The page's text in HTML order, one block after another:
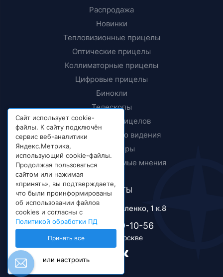
Распродажа
Новинки
Тепловизионные прицелы
Оптические прицелы
Коллиматорные прицелы
Цифровые прицелы
Бинокли
Телескопы
Крепления прицелов
Приборы ночного видения
Дальномеры
Тесты и независимые мнения
КОНТАКТЫ
г. Москва, ул. Короленко, 1 к.8
+7 (495) 989-10-56
Телефон в Москве
Сайт использует cookie-
файлы. К сайту подключён
сервис веб-аналитики
Яндекс.Метрика,
использующий cookie-файлы.
Продолжая пользоваться
сайтом или нажимая
«принять», вы подтверждаете,
что были проинформированы
об использовании файлов
cookies и согласны с
Политикой обработки ПД
Принять все
или настроить